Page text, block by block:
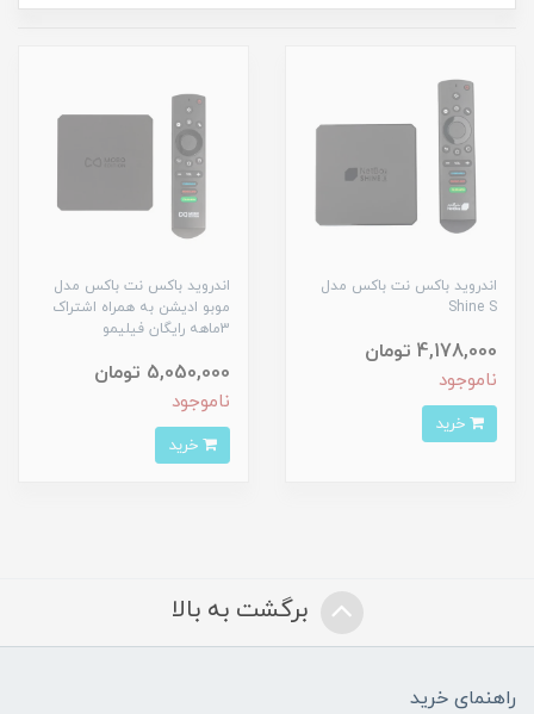
اندروید باکس نت باکس مدل
Shine S
4,178,000 تومان
ناموجود
اندروید باکس نت باکس مدل
موبو ادیشن به همراه اشتراک
3ماهه رایگان فیلیمو
5,050,000 تومان
ناموجود
برگشت به بالا
راهنمای خرید